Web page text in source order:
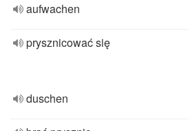
aufwachen
prysznicować się
duschen